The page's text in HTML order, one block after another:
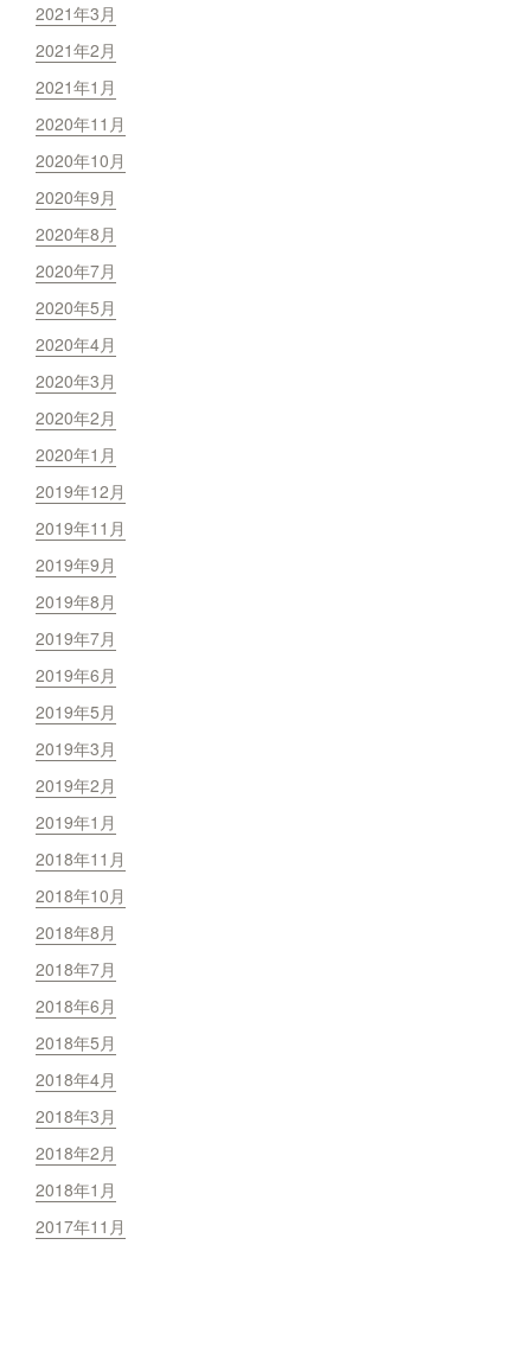
2021年3月
2021年2月
2021年1月
2020年11月
2020年10月
2020年9月
2020年8月
2020年7月
2020年5月
2020年4月
2020年3月
2020年2月
2020年1月
2019年12月
2019年11月
2019年9月
2019年8月
2019年7月
2019年6月
2019年5月
2019年3月
2019年2月
2019年1月
2018年11月
2018年10月
2018年8月
2018年7月
2018年6月
2018年5月
2018年4月
2018年3月
2018年2月
2018年1月
2017年11月